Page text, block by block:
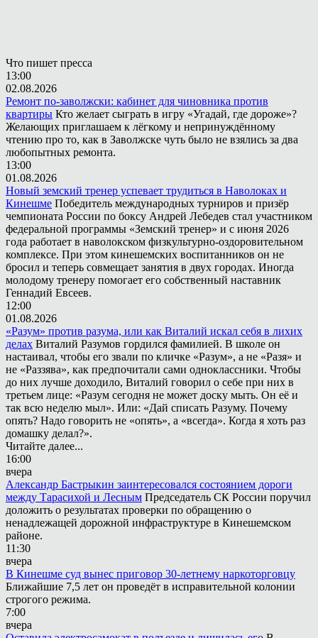
Что пишет пресса
13:00
02.08.2026
Ремонт по-заволжски: кабинет для чиновника против
квартиры Кто желает сыграть в игру «Угадай, где дороже»?
Желающих приглашаем к лёгкому и непринуждённому
чтению про то, как в Заволжске чуть было не взялись за два
любопытных ремонта.
13:00
01.08.2026
Новый земский тренер успевает трудиться в Наволоках и
Кинешме Победитель международных турниров и призёр
чемпионата России по боксу Андрей Лебедев стал участником
федеральной программы «Земский тренер» и с июня 2026
года работает в наволокском физкультурно-оздоровительном
комплексе. При этом кинешемских воспитанников он не
бросил и теперь совмещает занятия в двух городах. Иногда
молодому тренеру помогает его собственный наставник
Геннадий Евсеев.
12:00
01.08.2026
«Разум» против разума, или как Виталий искал себя в лихих
делах Виталий Разумов гордился фамилией. В школе он
настаивал, чтобы его звали по кличке «Разум», а не «Разя» и
не «Раззява», как предпочитали сами одноклассники. Чтобы
до них лучше доходило, Виталий говорил о себе при них в
третьем лице: «Разум сегодня не может доску мыть. Он её и
так всю неделю мыл». Или: «Дай списать Разуму. Почему
опять? Надо говорить не «опять», а «всегда». Когда я хоть раз
домашку делал?».
Читайте далее...
16:00
вчера
Александр Бастрыкин заинтересовался состоянием дороги
между Тарасихой и Лесным Председатель СК России поручил
доложить о результатах проверки по обращению о
ненадлежащей дорожной инфраструктуре в Кинешемском
районе.
11:30
вчера
В Кинешме суд вынес приговор 30-летнему наркоторговцу
Ближайшие 7,5 лет он проведёт в исправительной колонии
строгого режима.
7:00
вчера